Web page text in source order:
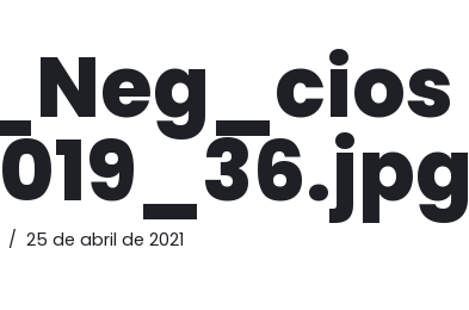
25 de abril de 2021